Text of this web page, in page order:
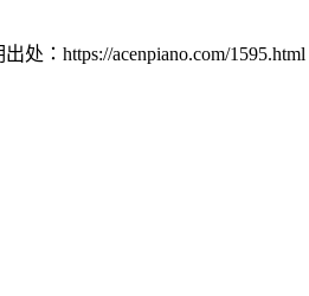
：https://acenpiano.com/1595.html